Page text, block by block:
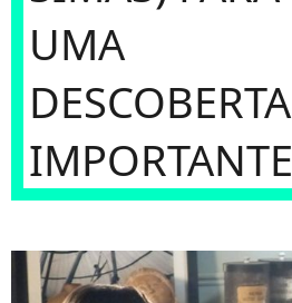
UMA
DESCOBERTA
IMPORTANTE